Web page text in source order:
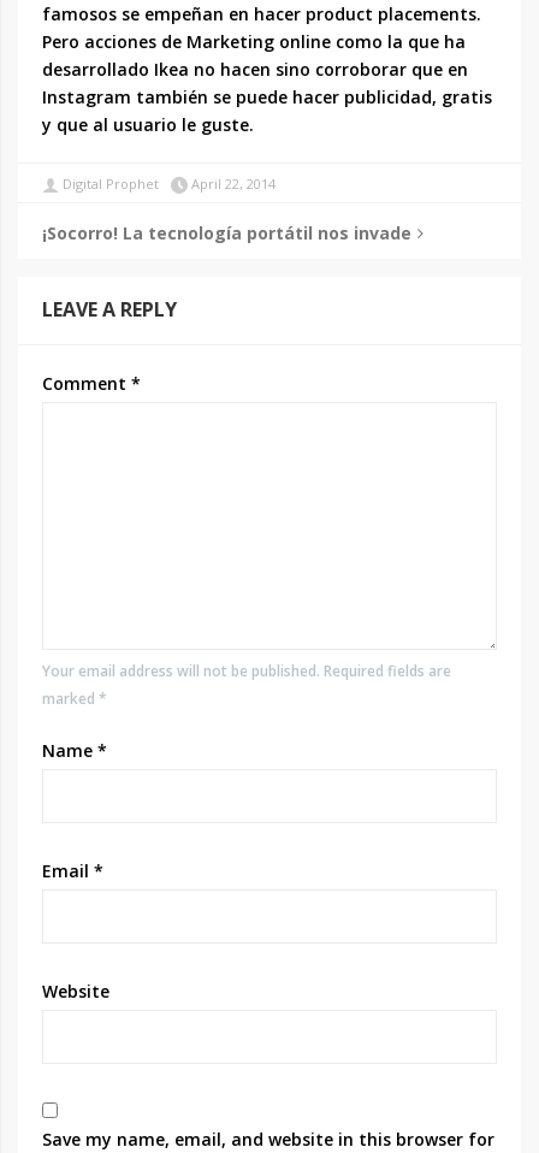
famosos se empeñan en hacer product placements.
Pero acciones de Marketing online como la que ha
desarrollado Ikea no hacen sino corroborar que en
Instagram también se puede hacer publicidad, gratis
y que al usuario le guste.
Digital Prophet April 22, 2014
¡Socorro! La tecnología portátil nos invade
LEAVE A REPLY
Comment *
Your email address will not be published. Required fields are
marked *
Name *
Email *
Website
Save my name, email, and website in this browser for